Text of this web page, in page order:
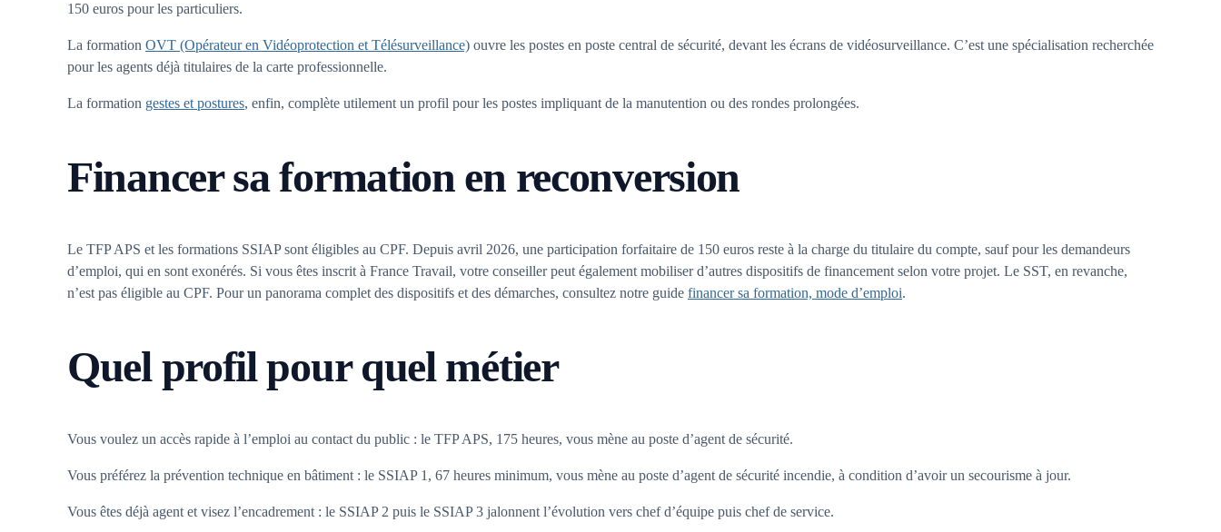
150 euros pour les particuliers.
La formation OVT (Opérateur en Vidéoprotection et Télésurveillance) ouvre les postes en poste central de sécurité, devant les écrans de vidéosurveillance. C’est une spécialisation recherchée
pour les agents déjà titulaires de la carte professionnelle.
La formation gestes et postures, enfin, complète utilement un profil pour les postes impliquant de la manutention ou des rondes prolongées.
Financer sa formation en reconversion
Le TFP APS et les formations SSIAP sont éligibles au CPF. Depuis avril 2026, une participation forfaitaire de 150 euros reste à la charge du titulaire du compte, sauf pour les demandeurs
d’emploi, qui en sont exonérés. Si vous êtes inscrit à France Travail, votre conseiller peut également mobiliser d’autres dispositifs de financement selon votre projet. Le SST, en revanche,
n’est pas éligible au CPF. Pour un panorama complet des dispositifs et des démarches, consultez notre guide financer sa formation, mode d’emploi.
Quel profil pour quel métier
Vous voulez un accès rapide à l’emploi au contact du public : le TFP APS, 175 heures, vous mène au poste d’agent de sécurité.
Vous préférez la prévention technique en bâtiment : le SSIAP 1, 67 heures minimum, vous mène au poste d’agent de sécurité incendie, à condition d’avoir un secourisme à jour.
Vous êtes déjà agent et visez l’encadrement : le SSIAP 2 puis le SSIAP 3 jalonnent l’évolution vers chef d’équipe puis chef de service.